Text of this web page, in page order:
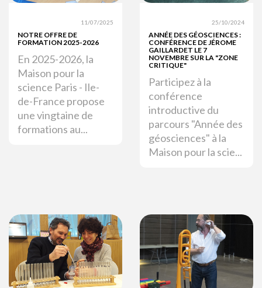
11/07/2025
NOTRE OFFRE DE
FORMATION 2025-2026
En 2025-2026, la
Maison pour la
science Paris - Ile-
de-France propose
une vingtaine de
formations au...
25/10/2024
ANNÉE DES GÉOSCIENCES :
CONFÉRENCE DE JÉROME
GAILLARDET LE 7
NOVEMBRE SUR LA "ZONE
CRITIQUE"
Participez à la
conférence
introductive du
parcours "Année des
géosciences" à la
Maison pour la scie...